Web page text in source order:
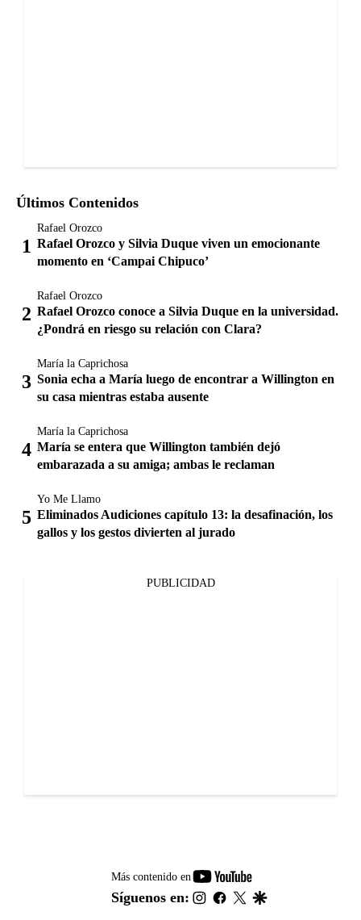
Últimos Contenidos
Rafael Orozco
Rafael Orozco y Silvia Duque viven un emocionante
momento en ‘Campai Chipuco’
Rafael Orozco
Rafael Orozco conoce a Silvia Duque en la universidad.
¿Pondrá en riesgo su relación con Clara?
María la Caprichosa
Sonia echa a María luego de encontrar a Willington en
su casa mientras estaba ausente
María la Caprichosa
María se entera que Willington también dejó
embarazada a su amiga; ambas le reclaman
Yo Me Llamo
Eliminados Audiciones capítulo 13: la desafinación, los
gallos y los gestos divierten al jurado
PUBLICIDAD
Más contenido en
youtube-
footer
Síguenos en: instagram
facebook
twitter